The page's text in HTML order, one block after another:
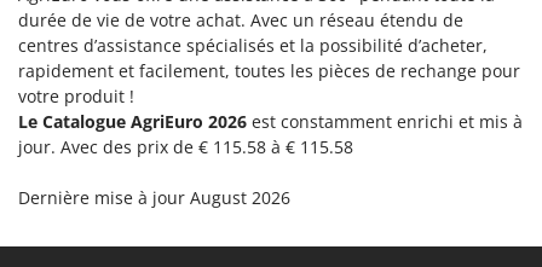
New O.M.R.A.
Nilfisk
Ninja
Novatec
Novital
NuAir
durée de vie de votre achat. Avec un réseau étendu de
centres d’assistance spécialisés et la possibilité d’acheter,
rapidement et facilement, toutes les pièces de rechange pour
votre produit !
Le Catalogue AgriEuro 2026 est constamment enrichi et mis à
jour. Avec des prix de € 115.58 à € 115.58
Dernière mise à jour August 2026